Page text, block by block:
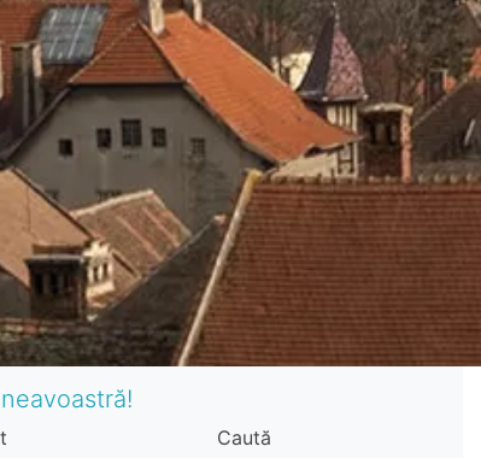
Caută